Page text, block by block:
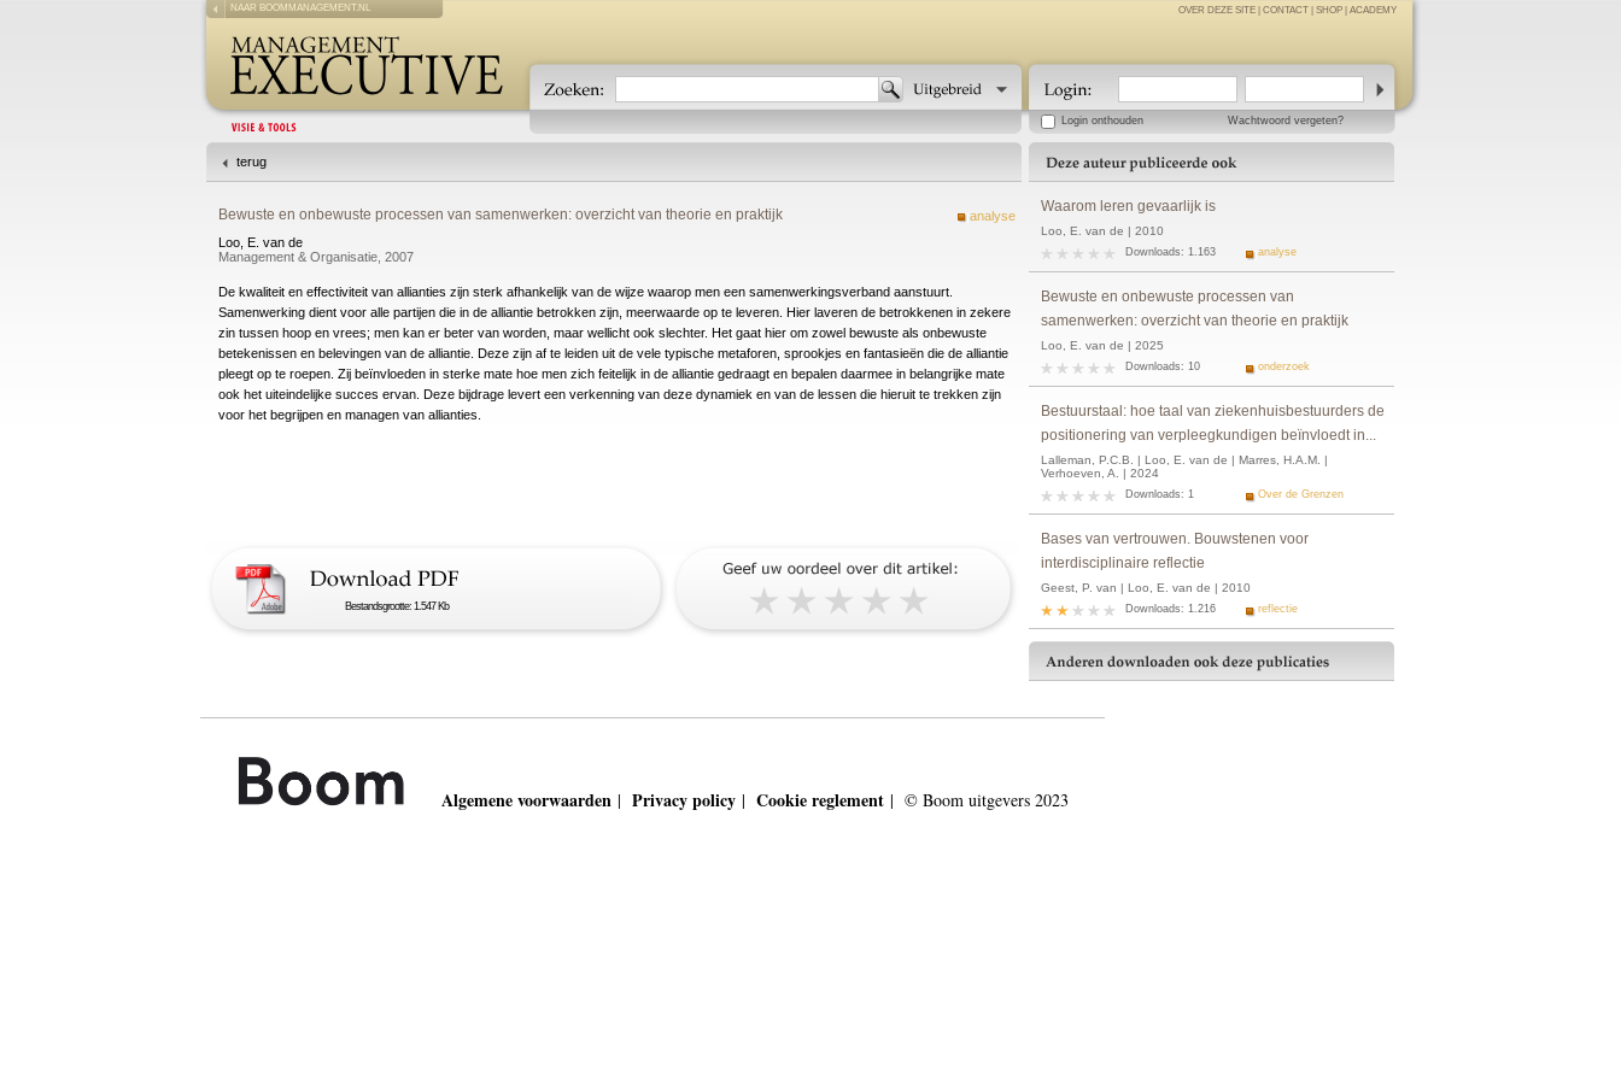
NAAR BOOMMANAGEMENT.NL OVER DEZE SITE CONTACT SHOP ACADEMY
Login onthouden Wachtwoord vergeten?
terug
analyse
Bewuste en onbewuste processen van samenwerken: overzicht van theorie en praktijk
Loo, E. van de
Management & Organisatie, 2007
De kwaliteit en effectiviteit van allianties zijn sterk afhankelijk van de wijze waarop men een samenwerkingsverband aanstuurt.
Samenwerking dient voor alle partijen die in de alliantie betrokken zijn, meerwaarde op te leveren. Hier laveren de betrokkenen in zekere
zin tussen hoop en vrees; men kan er beter van worden, maar wellicht ook slechter. Het gaat hier om zowel bewuste als onbewuste
betekenissen en belevingen van de alliantie. Deze zijn af te leiden uit de vele typische metaforen, sprookjes en fantasieën die de alliantie
pleegt op te roepen. Zij beïnvloeden in sterke mate hoe men zich feitelijk in de alliantie gedraagt en bepalen daarmee in belangrijke mate
ook het uiteindelijke succes ervan. Deze bijdrage levert een verkenning van deze dynamiek en van de lessen die hieruit te trekken zijn
voor het begrijpen en managen van allianties.
Bestandsgrootte: 1.547 Kb
Waarom leren gevaarlijk is
Loo, E. van de | 2010
Downloads: 1.163 analyse
Bewuste en onbewuste processen van
samenwerken: overzicht van theorie en praktijk
Loo, E. van de | 2025
Downloads: 10 onderzoek
Bestuurstaal: hoe taal van ziekenhuisbestuurders de
positionering van verpleegkundigen beïnvloedt in...
Lalleman, P.C.B. | Loo, E. van de | Marres, H.A.M. |
Verhoeven, A. | 2024
Downloads: 1 Over de Grenzen
Bases van vertrouwen. Bouwstenen voor
interdisciplinaire reflectie
Geest, P. van | Loo, E. van de | 2010
Downloads: 1.216 reflectie
Algemene voorwaarden | Privacy policy | Cookie reglement | © Boom uitgevers 2023